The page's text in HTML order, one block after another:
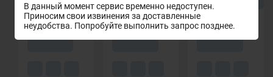
В данный момент сервис временно недоступен.
Приносим свои извинения за доставленные
неудобства. Попробуйте выполнить запрос позднее.